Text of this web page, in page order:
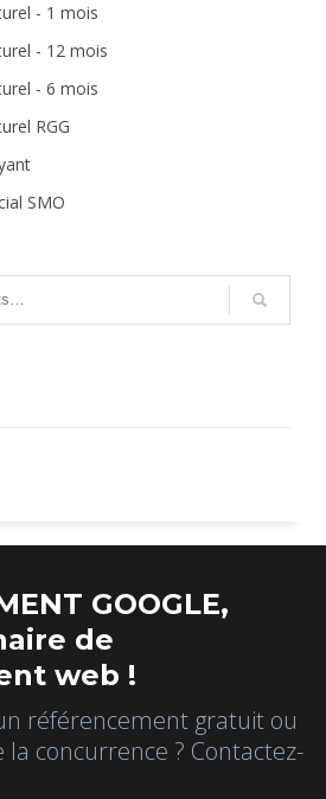
- 1 mois
- 12 mois
- 6 mois
RGG
SMO
GOOGLE,
de
web !
référencement gratuit ou
concurrence ? Contactez-